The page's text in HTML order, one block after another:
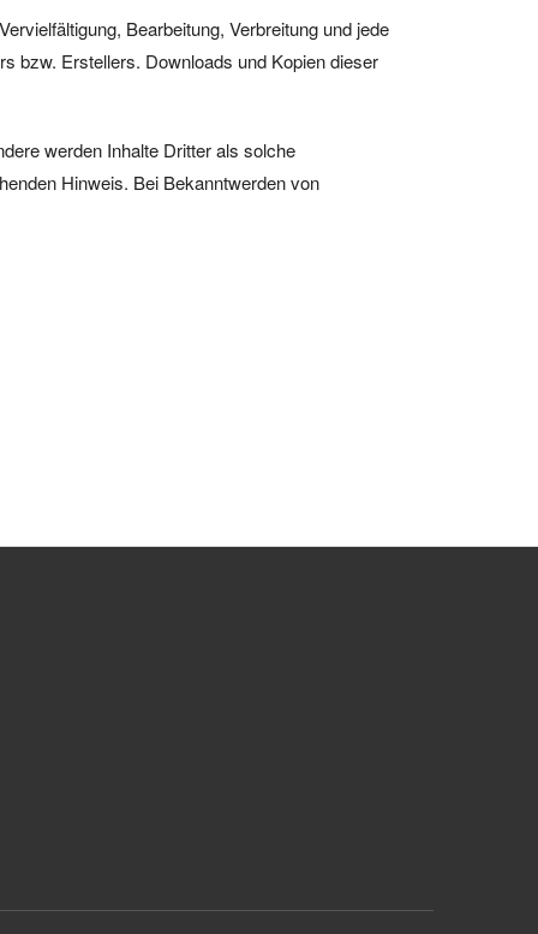
Bearbeitung, Verbreitung und jede
bzw. Erstellers. Downloads und Kopien dieser
werden Inhalte Dritter als solche
Hinweis. Bei Bekanntwerden von